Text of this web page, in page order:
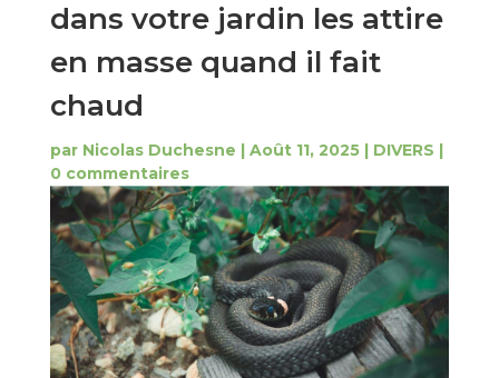
dans votre jardin les attire
en masse quand il fait
chaud
par Nicolas Duchesne | Août 11, 2025| DIVERS |
0 commentaires